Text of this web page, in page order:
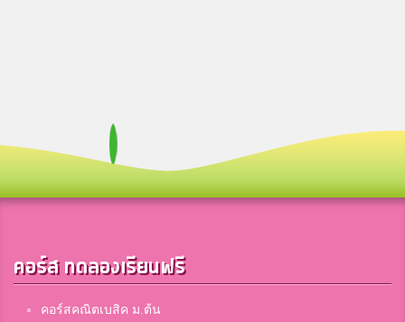
คอร์ส ทดลองเรียนฟรี
คอร์สคณิตเบสิค ม.ต้น